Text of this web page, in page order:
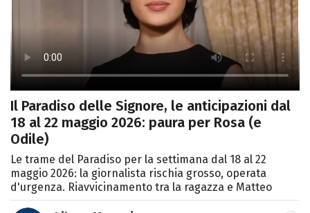
Il Paradiso delle Signore, le anticipazioni dal
18 al 22 maggio 2026: paura per Rosa (e
Odile)
Le trame del Paradiso per la settimana dal 18 al 22
maggio 2026: la giornalista rischia grosso, operata
d'urgenza. Riavvicinamento tra la ragazza e Matteo